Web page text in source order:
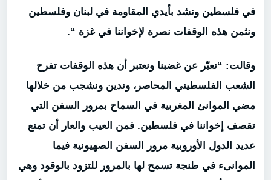
في فلسطين ونشد بأيدي المقاومة في لبنان وفلسطين
ونثمن هذه الوقفات نصرة لإخواننا في غزة “.
وقالت: “نعبّر عن غضبنا ونعتبر أن هذه الوقفات تفرح
الشعب الفلسطيني المحاصر، وندين ونشجب من خلالها
مضي الموانئ المغربية في السماح بمرور السفن التي
تقصف إخواننا في فلسطين. فمن العيب والعار أن تمنع
عديد الدول الأوروبية مرور السفن الصهيونية فيما
الموانىء في طنجة تسمح لها بالمرور للتزود بالوقود وهي